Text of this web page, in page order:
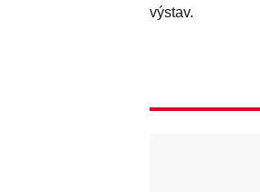
výstav.